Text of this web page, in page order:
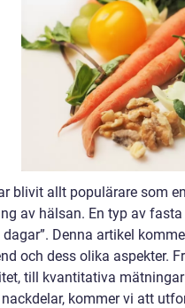
blivit allt populärare som
av hälsan. En typ av
Denna artikel
och dess olika aspekter.
till kvantitativa
kommer vi att